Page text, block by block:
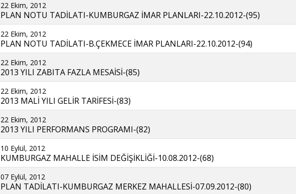
22 Ekim, 2012
PLAN NOTU TADİLATI-KUMBURGAZ İMAR PLANLARI-22.10.2012-(95)
22 Ekim, 2012
PLAN NOTU TADİLATI-B.ÇEKMECE İMAR PLANLARI-22.10.2012-(94)
22 Ekim, 2012
2013 YILI ZABITA FAZLA MESAİSİ-(85)
22 Ekim, 2012
2013 MALİ YILI GELİR TARİFESİ-(83)
22 Ekim, 2012
2013 YILI PERFORMANS PROGRAMI-(82)
10 Eylül, 2012
KUMBURGAZ MAHALLE İSİM DEĞİŞİKLİĞİ-10.08.2012-(68)
07 Eylül, 2012
PLAN TADİLATI-KUMBURGAZ MERKEZ MAHALLESİ-07.09.2012-(80)